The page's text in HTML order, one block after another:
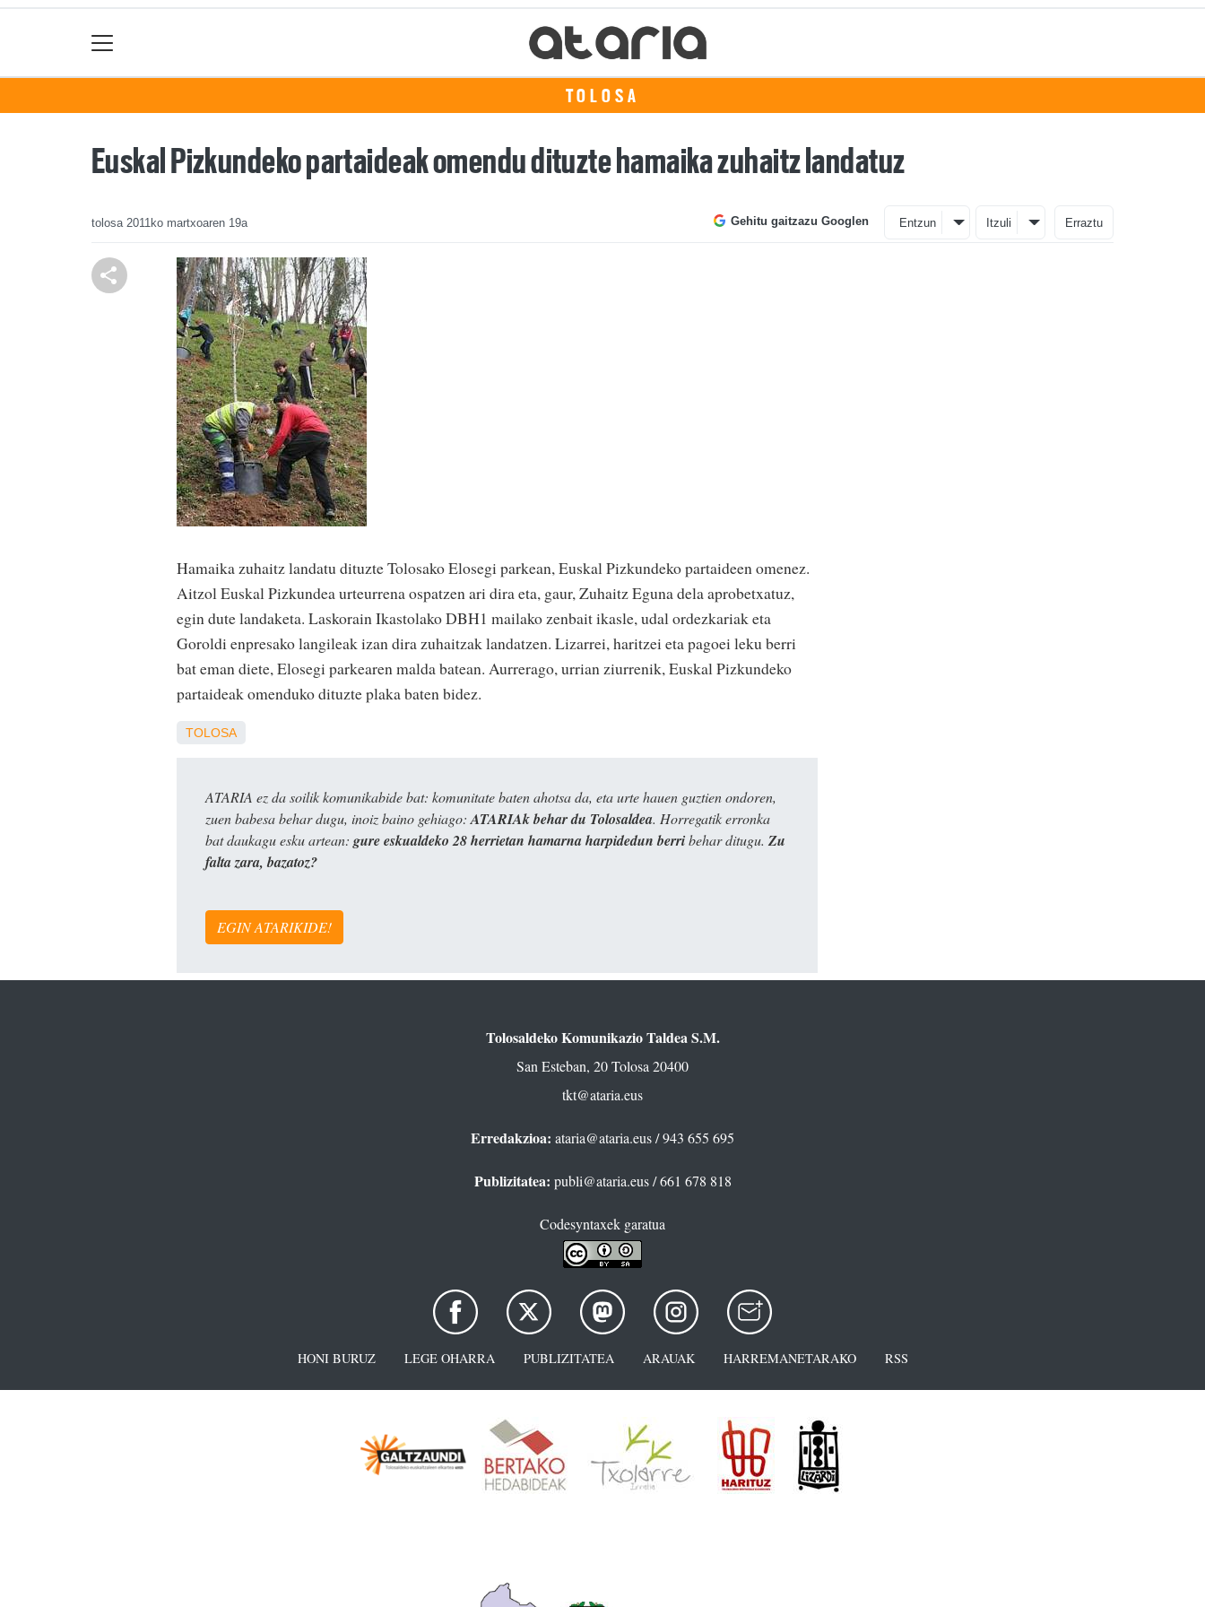
TOLOSA
Euskal Pizkundeko partaideak omendu dituzte hamaika zuhaitz landatuz
tolosa 2011ko martxoaren 19a Gehitu gaitzazu Googlen Entzun Itzuli Erraztu
Hamaika zuhaitz landatu dituzte Tolosako Elosegi parkean, Euskal Pizkundeko partaideen omenez.
Aitzol Euskal Pizkundea urteurrena ospatzen ari dira eta, gaur, Zuhaitz Eguna dela aprobetxatuz,
egin dute landaketa. Laskorain Ikastolako DBH1 mailako zenbait ikasle, udal ordezkariak eta
Goroldi enpresako langileak izan dira zuhaitzak landatzen. Lizarrei, haritzei eta pagoei leku berri
bat eman diete, Elosegi parkearen malda batean. Aurrerago, urrian ziurrenik, Euskal Pizkundeko
partaideak omenduko dituzte plaka baten bidez.
TOLOSA
ATARIA ez da soilik komunikabide bat: komunitate baten ahotsa da, eta urte hauen guztien ondoren,
zuen babesa behar dugu, inoiz baino gehiago: ATARIAk behar du Tolosaldea. Horregatik erronka
bat daukagu esku artean: gure eskualdeko 28 herrietan hamarna harpidedun berribehar ditugu. Zu
falta zara, bazatoz?
EGIN ATARIKIDE!
Tolosaldeko Komunikazio Taldea S.M.
San Esteban, 20 Tolosa 20400
tkt@ataria.eus
Erredakzioa: ataria@ataria.eus/ 943 655 695
Publizitatea: publi@ataria.eus/ 661 678 818
Codesyntaxek garatua
HONI BURUZ LEGE OHARRA PUBLIZITATEA ARAUAK HARREMANETARAKO RSS